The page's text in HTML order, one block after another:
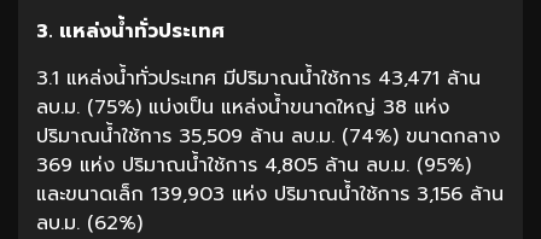
3. แหล่งน้ำทั่วประเทศ
3.1 แหล่งน้ำทั่วประเทศ มีปริมาณน้ำใช้การ 43,471 ล้าน
ลบ.ม. (75%) แบ่งเป็น แหล่งน้ำขนาดใหญ่ 38 แห่ง
ปริมาณน้ำใช้การ 35,509 ล้าน ลบ.ม. (74%) ขนาดกลาง
369 แห่ง ปริมาณน้ำใช้การ 4,805 ล้าน ลบ.ม. (95%)
และขนาดเล็ก 139,903 แห่ง ปริมาณน้ำใช้การ 3,156 ล้าน
ลบ.ม. (62%)